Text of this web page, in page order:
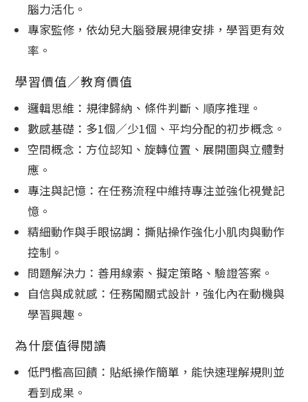
腦力活化。
專家監修，依幼兒大腦發展規律安排，學習更有效
率。
學習價值／教育價值
邏輯思維：規律歸納、條件判斷、順序推理。
數感基礎：多1個／少1個、平均分配的初步概念。
空間概念：方位認知、旋轉位置、展開圖與立體對
應。
專注與記憶：在任務流程中維持專注並強化視覺記
憶。
精細動作與手眼協調：撕貼操作強化小肌肉與動作
控制。
問題解決力：善用線索、擬定策略、驗證答案。
自信與成就感：任務闖關式設計，強化內在動機與
學習興趣。
為什麼值得閱讀
低門檻高回饋：貼紙操作簡單，能快速理解規則並
看到成果。